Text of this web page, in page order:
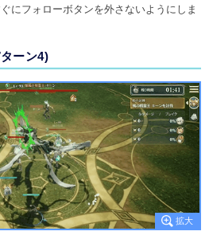
にフォローボタンを外さないようにしま
ーン4)